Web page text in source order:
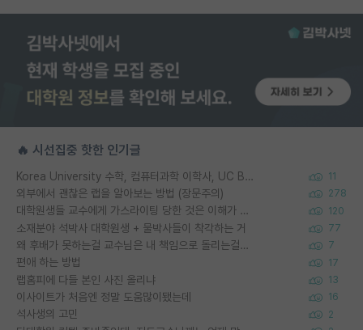
🔥 시선집중 핫한 인기글
Korea University 수학, 컴퓨터과학 이학사, UC Berkeley 산업공학 대학원 공학박사가 되는 것은 쉽지 않겠죠? 11
외부에서 괜찮은 랩을 알아보는 방법 (장문주의) 278
대학원생들 교수에게 가스라이팅 당한 것은 이해가 갑니다. 안타깝네요. 120
소재분야 석박사 대학원생 + 물박사들이 착각하는 거 77
왜 후배가 못하는걸 교수님은 내 책임으로 돌리는걸까요? 7
편애 하는 방법 17
랩홈피에 다들 본인 사진 올리냐 13
이사이트가 처음엔 정말 도움많이됐는데 16
석사생의 고민 2